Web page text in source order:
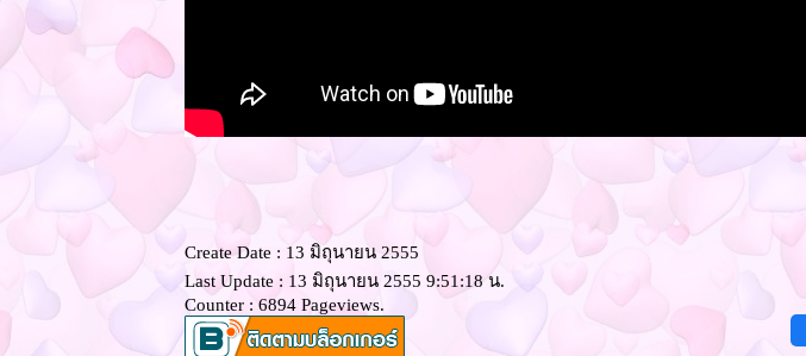
Create Date : 13 มิถุนายน 2555
Last Update : 13 มิถุนายน 2555 9:51:18 น.
Counter : 6894 Pageviews.